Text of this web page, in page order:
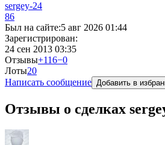
sergey-24
86
Был на сайте:5 авг 2026 01:44
Зарегистрирован:
24 сен 2013 03:35
Отзывы+116−0
Лоты20
Написать сообщение Добавить в
Отзывы о сделках